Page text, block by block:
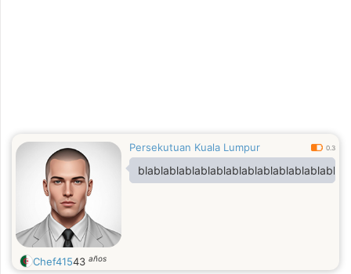
Persekutuan Kuala Lumpur 0.3
Chef41543 años